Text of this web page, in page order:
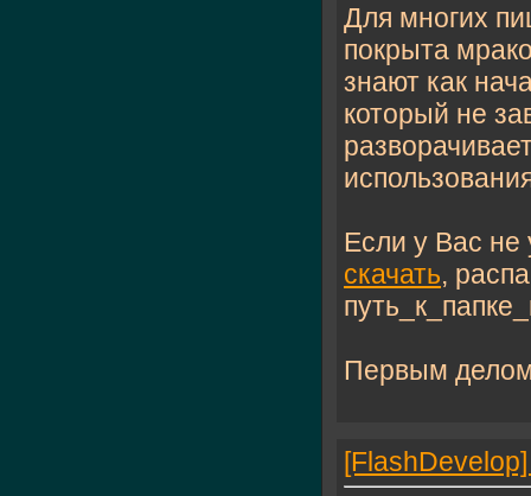
Для многих
покрыта
знают как
который не
Если у Вас не
скачать,
Первым